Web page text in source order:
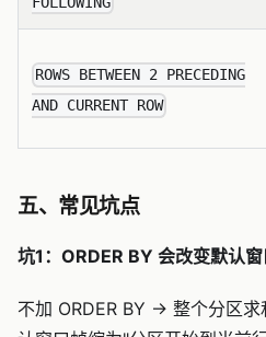
ROWS BETWEEN 2 PRECEDING
AND CURRENT ROW
五、常见坑点
坑1：ORDER BY 会改变默认
不加 ORDER BY → 整个分区